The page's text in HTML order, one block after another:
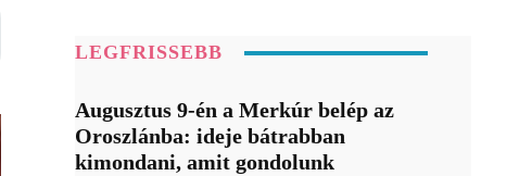
LEGFRISSEBB
Augusztus 9-én a Merkúr belép az
Oroszlánba: ideje bátrabban
kimondani, amit gondolunk